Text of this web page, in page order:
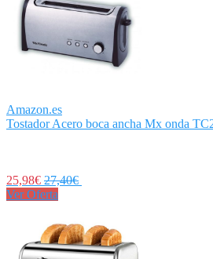
Amazon.es
Tostador Acero boca ancha Mx onda
25,98€ 27,40€
Ver Oferta